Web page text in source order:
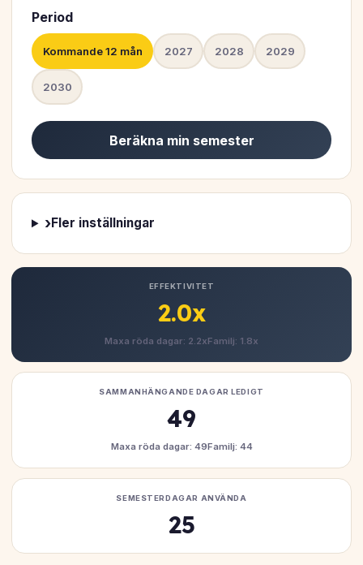
Period
Kommande 12 mån 2027 2028 2029
2030
Beräkna min semester
›Fler inställningar
EFFEKTIVITET
2.0x
Maxa röda dagar: 2.2xFamilj: 1.8x
SAMMANHÄNGANDE DAGAR LEDIGT
49
Maxa röda dagar: 49Familj: 44
SEMESTERDAGAR ANVÄNDA
25